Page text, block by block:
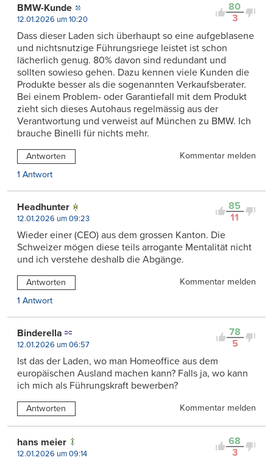
80
3
BMW-Kunde
12.01.2026 um 10:20
Dass dieser Laden sich überhaupt so eine aufgeblasene
und nichtsnutzige Führungsriege leistet ist schon
lächerlich genug. 80% davon sind redundant und
sollten sowieso gehen. Dazu kennen viele Kunden die
Produkte besser als die sogenannten Verkaufsberater.
Bei einem Problem- oder Garantiefall mit dem Produkt
zieht sich dieses Autohaus regelmässig aus der
Verantwortung und verweist auf München zu BMW. Ich
brauche Binelli für nichts mehr.
Antworten
Kommentar melden
1 Antwort
85
11
Headhunter
12.01.2026 um 09:23
Wieder einer (CEO) aus dem grossen Kanton. Die
Schweizer mögen diese teils arrogante Mentalität nicht
und ich verstehe deshalb die Abgänge.
Antworten
Kommentar melden
1 Antwort
78
5
Binderella
12.01.2026 um 06:57
Ist das der Laden, wo man Homeoffice aus dem
europäischen Ausland machen kann? Falls ja, wo kann
ich mich als Führungskraft bewerben?
Antworten Kommentar melden
68
3
hans meier
12.01.2026 um 09:14